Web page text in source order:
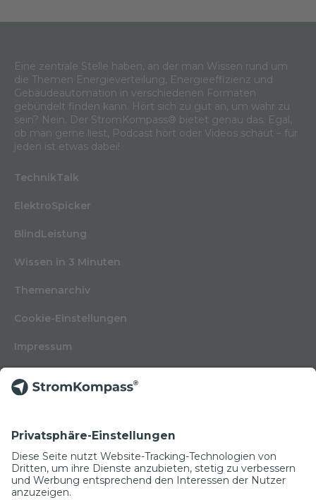
Eine zentrale Stelle haben, an der man Wissen rund um
die Themen Energieverteilung, Energieeffizienz und
Gebäudeautomation in verschiedenen Formaten
gebündelt finden kann. Hört sich zu gut an, um wahr zu
sein? Nein. Der StromKompass® bietet genau das. Egal,
ob man gerne liest, Podcast hört oder Videos schaut – für
jeden ist etwas dabei!
TechnikTalk
ElektroSpicker
BlindLeistung
Wissen in 3 Minuten
Themenarchiv
Cookie-Einstellungen
Impressum
Kontakt
Glossar